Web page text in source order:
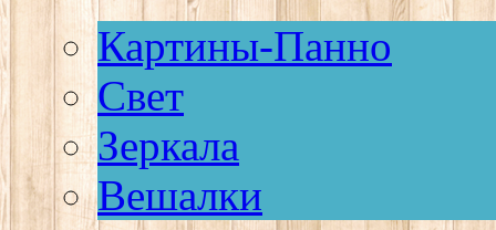
Картины-Панно
Свет
Зеркала
Вешалки